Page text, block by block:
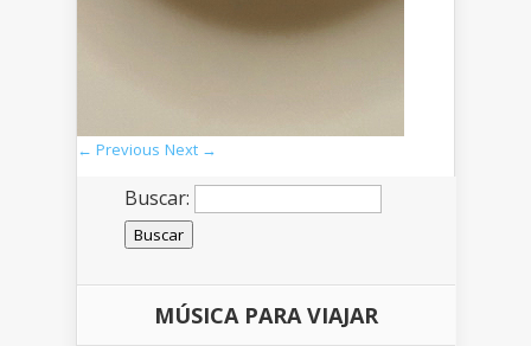
← Previous Next →
Buscar:
MÚSICA PARA VIAJAR